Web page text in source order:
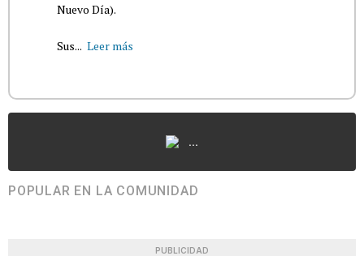
Nuevo Día).
Sus... Leer más
...
POPULAR EN LA COMUNIDAD
PUBLICIDAD